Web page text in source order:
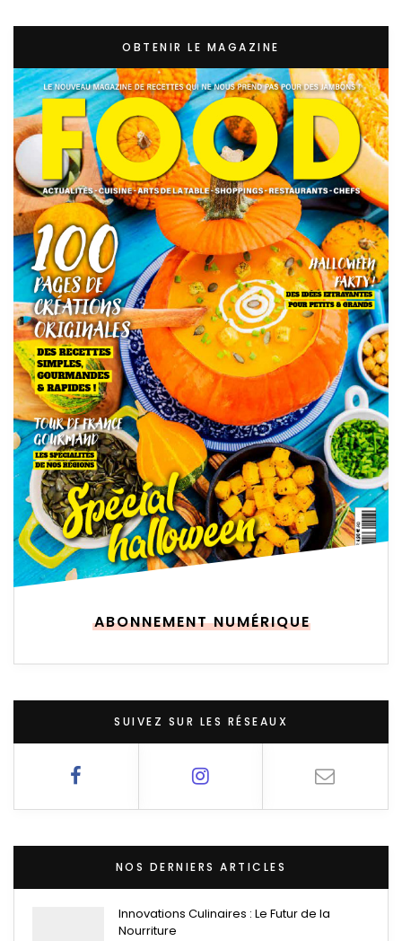
OBTENIR LE MAGAZINE
ABONNEMENT NUMÉRIQUE
SUIVEZ SUR LES RÉSEAUX
NOS DERNIERS ARTICLES
Innovations Culinaires : Le Futur de la
Nourriture